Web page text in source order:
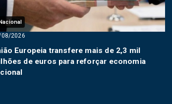
Nacional
2026
Europeia transfere mais de 2,3 mil
de euros para reforçar economia